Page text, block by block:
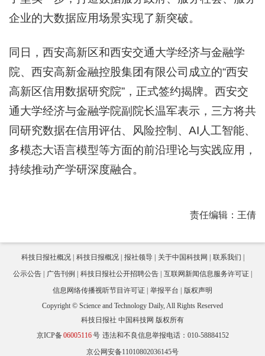
企业的大数据应用场景实现了新突破。
同日，西安高新区和西安交通大学经济与金融学
院、西安高新金融控股集团有限公司成立的“西安
高新区信用数据研究院”，正式签约揭牌。西安交
通大学经济与金融学院副院长温军表示，三方将共
同研究数据在信用评估、风险控制、AI人工智能、
多模态大语言模型等方面的前沿理论与实践应用，
持续推动产学研深度融合。
责任编辑：王倩
科技日报社概况 科技日报概况 报社领导 关于中国科技网
联系我们
公示公告
广告刊例 科技日报社公开招聘公告
互联网新闻信息服务许可证
信息网络传播视听节目许可证
举报平台
版权声明
Copyright © Science and Technology Daily, All Rights Reserved
科技日报社 中国科技网 版权所有
京ICP备06005116号 违法和不良信息举报电话：010-58884152
京公网安备11010802036145号